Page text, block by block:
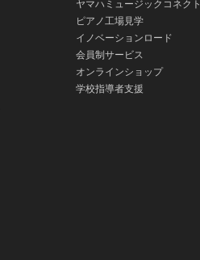
ヤマハミュージックコネクト
ピアノ工場見学
イノベーションロード
会員制サービス
オンラインショップ
学校指導者支援